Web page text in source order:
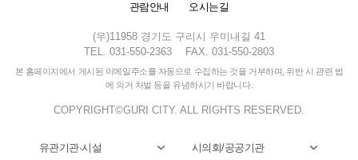
관람안내
오시는길
(우)11958 경기도 구리시 우미내길 41
TEL. 031-550-2363
FAX. 031-550-2803
본 홈페이지에서 게시된 이메일주소를 자동으로 수집하는 것을 거부하며, 위반 시 관련 법
에 의거 처벌 등을 유념하시기 바랍니다.
COPYRIGHT©GURI CITY. ALL RIGHTS RESERVED.
유관기관·시설 시의회/공공기관